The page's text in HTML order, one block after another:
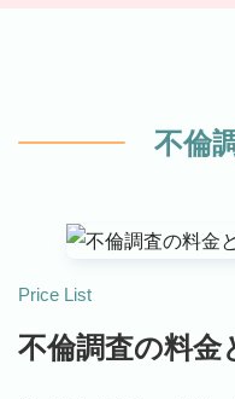
不倫
Price List
不倫調査の料金